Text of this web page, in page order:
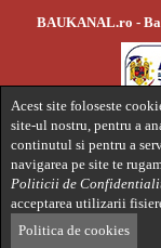
Acest site foloseste
site-ul nostru, pentru a
continutul si pentru a
navigarea pe site te
Politicii de
acceptarea utilizarii
Politica de cookies
BAUKANAL.ro -